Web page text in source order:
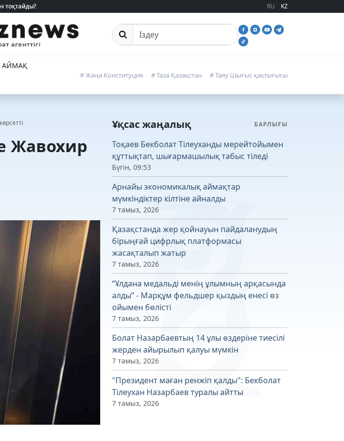
тоқтайды?
тоқтайды? RU KZ
Сайттан іздеу
АЙМАҚ
# Жаңа Конституция # Таза Қазақстан # Таяу Шығыс қақтығысы
Жавохир
Ұқсас жаңалық БАРЛЫҒЫ
Тоқаев Бекболат Тілеуханды мерейтойымен
құттықтап, шығармашылық табыс тіледі
Бүгін, 09:53
Арнайы экономикалық аймақтар
мүмкіндіктер кілтіне айналды
7 тамыз, 2026
Қазақстанда жер қойнауын пайдаланудың
бірыңғай цифрлық платформасы
жасақталып жатыр
7 тамыз, 2026
“Ұлдана медальді менің ұлымның арқасында
алды” - Марқұм фельдшер қыздың енесі өз
ойымен бөлісті
7 тамыз, 2026
Болат Назарбаевтың 14 ұлы өздеріне тиесілі
жерден айырылып қалуы мүмкін
7 тамыз, 2026
"Президент маған ренжіп қалды": Бекболат
Тілеухан Назарбаев туралы айтты
7 тамыз, 2026